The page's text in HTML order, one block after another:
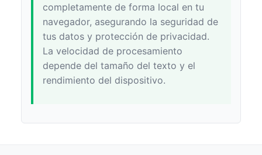
completamente de forma local en tu
navegador, asegurando la seguridad de
tus datos y protección de privacidad.
La velocidad de procesamiento
depende del tamaño del texto y el
rendimiento del dispositivo.